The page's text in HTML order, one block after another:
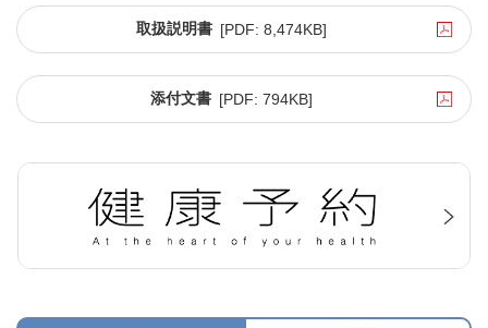
取扱説明書 [PDF:8,474KB]
添付文書 [PDF:794KB]